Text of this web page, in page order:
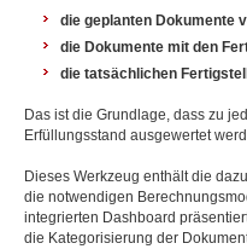
die geplanten Dokumente
die Dokumente mit den
die tatsächlichen
Das ist die Grundlage, dass zu
Erfüllungsstand ausgewertet
Dieses Werkzeug enthält die
die notwendigen
integrierten Dashboard
die Kategorisierung der